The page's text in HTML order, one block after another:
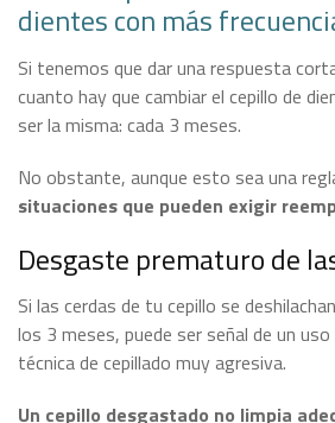
dientes con más
Si tenemos que dar una respuesta
cuanto hay que cambiar el cepillo de
ser la misma: cada 3 meses.
No obstante, aunque esto sea una
situaciones que pueden exigir
Desgaste prematuro de
Si las cerdas de tu cepillo se
los 3 meses, puede ser señal de un
técnica de cepillado muy agresiva.
Un cepillo desgastado no limpia